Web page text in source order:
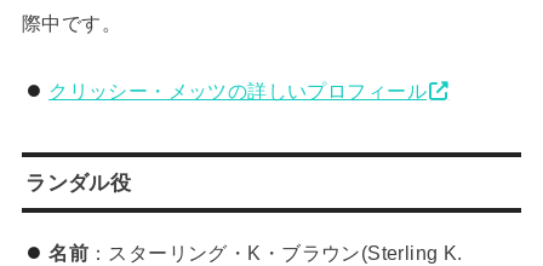
際中です。
クリッシー・メッツの詳しいプロフィール
ランダル役
名前：スターリング・K・ブラウン(Sterling K.